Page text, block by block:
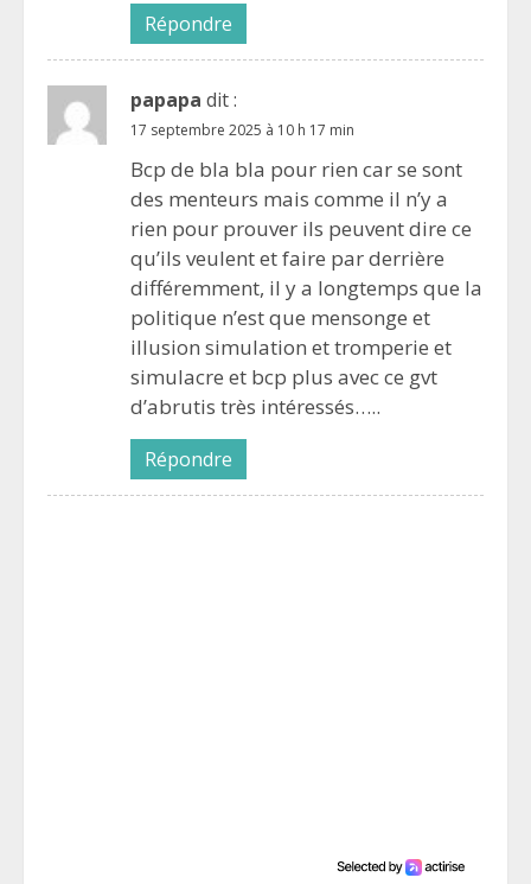
Répondre
papapa dit :
17 septembre 2025 à 10 h 17 min
Bcp de bla bla pour rien car se sont
des menteurs mais comme il n’y a
rien pour prouver ils peuvent dire ce
qu’ils veulent et faire par derrière
différemment, il y a longtemps que la
politique n’est que mensonge et
illusion simulation et tromperie et
simulacre et bcp plus avec ce gvt
d’abrutis très intéressés…..
Répondre